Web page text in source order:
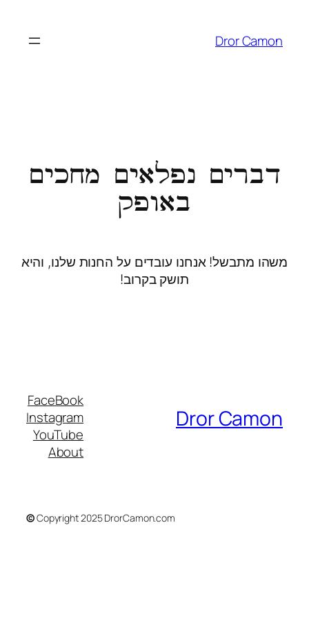
Dror Camon
דברים נפלאים מחכים
באופק
משהו מתבשל! אנחנו עובדים על החנות שלנו, והיא
תושק בקרוב!
Dror Camon
FaceBook
Instagram
YouTube
About
Copyright 2025 DrorCamon.com
©